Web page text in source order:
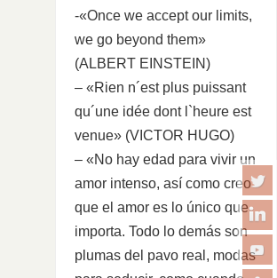
-«Once we accept our limits,
we go beyond them»
(ALBERT EINSTEIN)
– «Rien n´est plus puissant
qu´une idée dont l`heure est
venue» (VICTOR HUGO)
– «No hay edad para vivir un
amor intenso, así como creo
que el amor es lo único que
importa. Todo lo demás son
plumas del pavo real, modas